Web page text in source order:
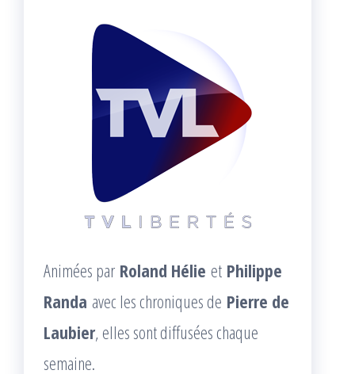
Animées par Roland Hélie et Philippe
Randa avec les chroniques de Pierre de
Laubier, elles sont diffusées chaque
semaine.